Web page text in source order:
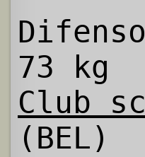
73 kg
Club
(BEL)